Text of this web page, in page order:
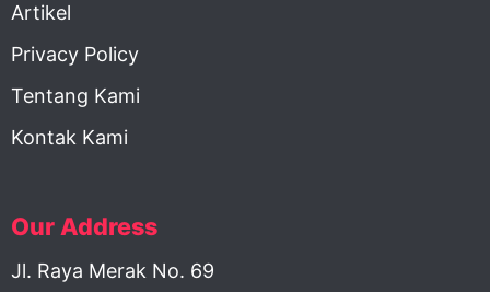
Artikel
Privacy Policy
Tentang Kami
Kontak Kami
Our Address
Jl. Raya Merak No. 69